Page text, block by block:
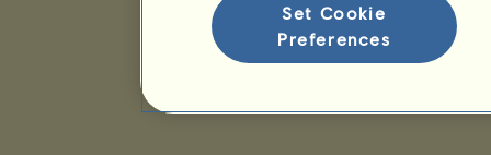
Set Cookie
Preferences